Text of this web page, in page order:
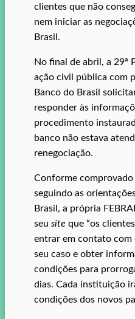
clientes que não
nem iniciar as
Brasil.
No final de abril, a 29ª
ação civil pública com
Banco do Brasil
responder às
procedimento
banco não estava
renegociação.
Conforme
seguindo as
Brasil, a própria
seu site que “os
entrar em contato com
seu caso e obter
condições para
dias. Cada instituição
condições dos novos